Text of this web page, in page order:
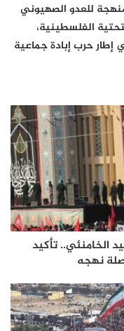
للعدو الصهيوني
الفلسطينية،
حرب إبادة جماعية
الخامنئي.. تأكيد
نهجه